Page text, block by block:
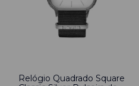
Relógio Quadrado Square